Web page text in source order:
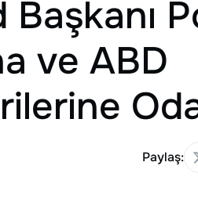
ve ABD
Paylaş: